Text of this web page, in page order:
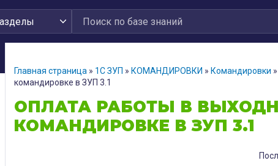
Главная страница » 1С ЗУП » КОМАНДИРОВКИ » Командировки »
командировке в ЗУП 3.1
ОПЛАТА РАБОТЫ В
КОМАНДИРОВКЕ В ЗУП 3.1